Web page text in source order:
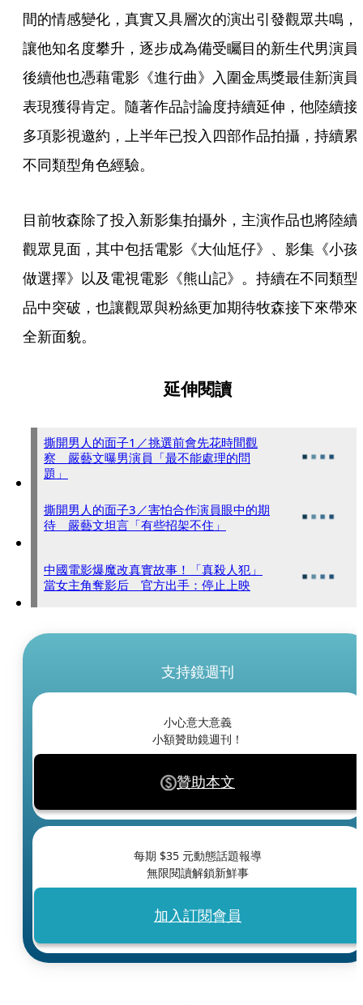
間的情感變化，真實又具層次的演出引發觀眾共鳴，
讓他知名度攀升，逐步成為備受矚目的新生代男演員
後續他也憑藉電影《進行曲》入圍金馬獎最佳新演員
表現獲得肯定。隨著作品討論度持續延伸，他陸續接
多項影視邀約，上半年已投入四部作品拍攝，持續累
不同類型角色經驗。
目前牧森除了投入新影集拍攝外，主演作品也將陸續
觀眾見面，其中包括電影《大仙尪仔》、影集《小孩
做選擇》以及電視電影《熊山記》。持續在不同類型
品中突破，也讓觀眾與粉絲更加期待牧森接下來帶來
全新面貌。
延伸閱讀
撕開男人的面子1／挑選前會先花時間觀
察 嚴藝文曝男演員「最不能處理的問
題」
撕開男人的面子3／害怕合作演員眼中的期
待 嚴藝文坦言「有些招架不住」
中國電影爆魔改真實故事！「真殺人犯」
當女主角奪影后 官方出手：停止上映
支持鏡週刊
小心意大意義
小額贊助鏡週刊！
贊助本文
每期 $35 元動態話題報導
無限閱讀解鎖新鮮事
加入訂閱會員